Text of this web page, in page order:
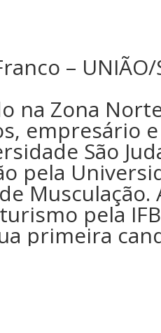
– UNIÃO/
na Zona
empresário
São
pela
de
pela
primeira